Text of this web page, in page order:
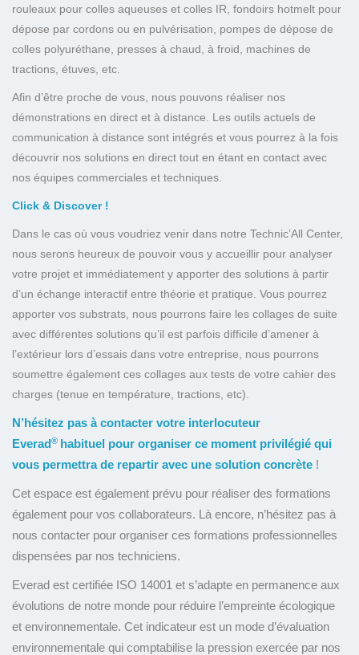
rouleaux pour colles aqueuses et colles IR, fondoirs hotmelt pour
dépose par cordons ou en pulvérisation, pompes de dépose de
colles polyuréthane, presses à chaud, à froid, machines de
tractions, étuves, etc.
Afin d’être proche de vous, nous pouvons réaliser nos
démonstrations en direct et à distance. Les outils actuels de
communication à distance sont intégrés et vous pourrez à la fois
découvrir nos solutions en direct tout en étant en contact avec
nos équipes commerciales et techniques.
Click & Discover !
Dans le cas où vous voudriez venir dans notre Technic’All Center,
nous serons heureux de pouvoir vous y accueillir pour analyser
votre projet et immédiatement y apporter des solutions à partir
d’un échange interactif entre théorie et pratique. Vous pourrez
apporter vos substrats, nous pourrons faire les collages de suite
avec différentes solutions qu’il est parfois difficile d’amener à
l’extérieur lors d’essais dans votre entreprise, nous pourrons
soumettre également ces collages aux tests de votre cahier des
charges (tenue en température, tractions, etc).
N’hésitez pas à contacter votre interlocuteur
Everad ® habituel pour organiser ce moment privilégié qui
vous permettra de repartir avec une solution concrète !
Cet espace est également prévu pour réaliser des formations
également pour vos collaborateurs. Là encore, n’hésitez pas à
nous contacter pour organiser ces formations professionnelles
dispensées par nos techniciens.
Everad est certifiée ISO 14001 et s’adapte en permanence aux
évolutions de notre monde pour réduire l’empreinte écologique
et environnementale. Cet indicateur est un mode d’évaluation
environnementale qui comptabilise la pression exercée par nos